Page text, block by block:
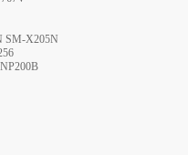
SM-X205N